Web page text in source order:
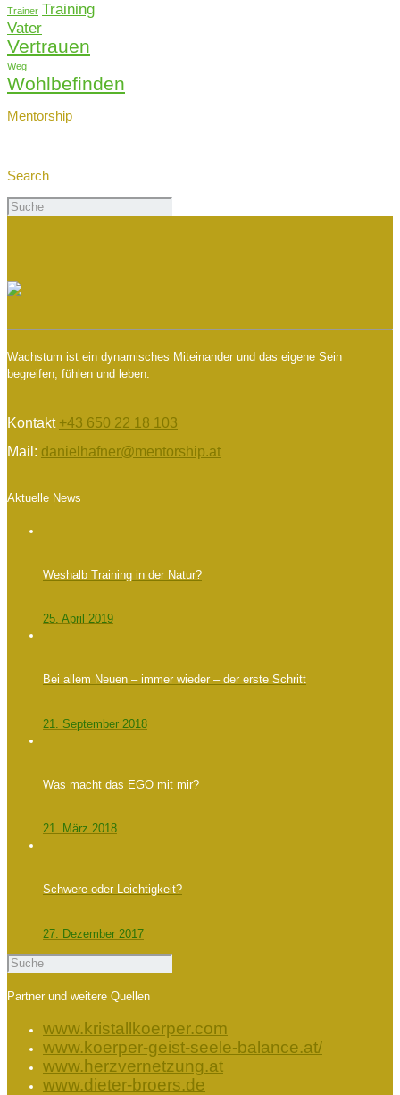
Trainer Training
Vater
Vertrauen
Weg
Wohlbefinden
Mentorship
Search
Wachstum ist ein dynamisches Miteinander und das eigene Sein
begreifen, fühlen und leben.
Kontakt +43 650 22 18 103
Mail: danielhafner@mentorship.at
Aktuelle News
Weshalb Training in der Natur?
25. April 2019
Bei allem Neuen – immer wieder – der erste Schritt
21. September 2018
Was macht das EGO mit mir?
21. März 2018
Schwere oder Leichtigkeit?
27. Dezember 2017
Partner und weitere Quellen
www.kristallkoerper.com
www.koerper-geist-seele-balance.at/
www.herzvernetzung.at
www.dieter-broers.de